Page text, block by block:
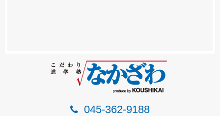
045-362-9188